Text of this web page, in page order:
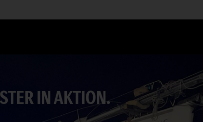
IN AKTION.